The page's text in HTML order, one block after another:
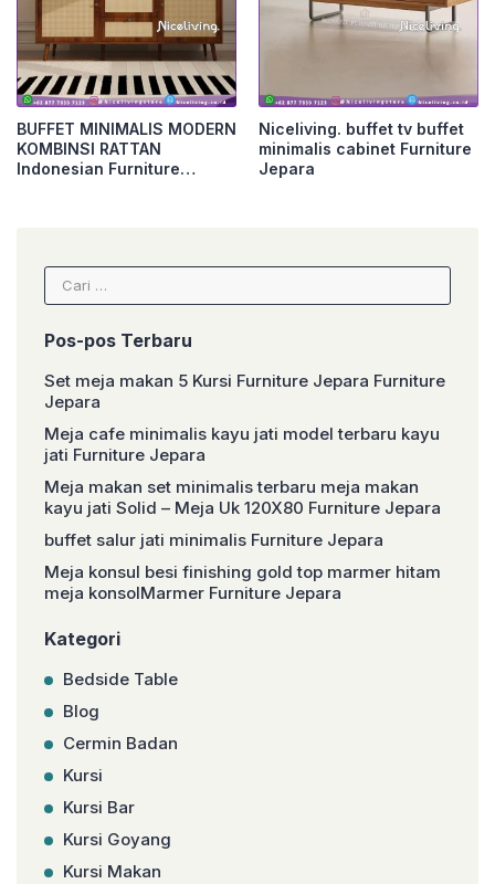
BUFFET MINIMALIS MODERN
KOMBINSI RATTAN
Indonesian Furniture
Niceliving. buffet tv buffet
minimalis cabinet Furniture
Jepara
Cari
untuk:
Pos-pos Terbaru
Set meja makan 5 Kursi Furniture Jepara Furniture
Jepara
Meja cafe minimalis kayu jati model terbaru kayu
jati Furniture Jepara
Meja makan set minimalis terbaru meja makan
kayu jati Solid – Meja Uk 120X80 Furniture Jepara
buffet salur jati minimalis Furniture Jepara
Meja konsul besi finishing gold top marmer hitam
meja konsolMarmer Furniture Jepara
Kategori
Bedside Table
Blog
Cermin Badan
Kursi
Kursi Bar
Kursi Goyang
Kursi Makan